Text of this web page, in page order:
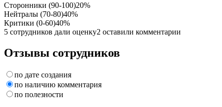
Сторонники (90-100)20%
Нейтралы (70-80)40%
Критики (0-60)40%
5 сотрудников дали оценку2 оставили комментарии
Отзывы сотрудников
по дате создания
по наличию комментария
по полезности